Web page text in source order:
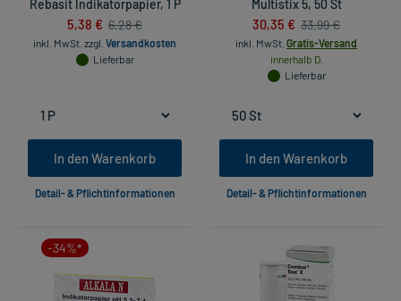
Rebasit Indikatorpapier, 1 P
5,38 € 6,28 €
inkl. MwSt. zzgl. Versandkosten
Lieferbar
In den Warenkorb
Detail- & Pflichtinformationen
Multistix 5, 50 St
30,35 € 33,99 €
inkl. MwSt. Gratis-Versand
innerhalb D.
Lieferbar
In den Warenkorb
Detail- & Pflichtinformationen
-34%*